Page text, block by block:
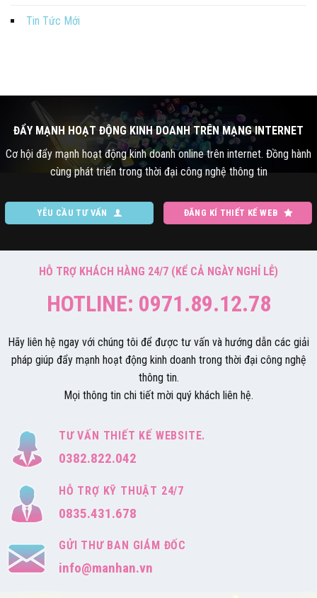
Tin Tức Mới
ĐẨY MẠNH HOẠT ĐỘNG KINH DOANH TRÊN MẠNG INTERNET
Cơ hội đẩy mạnh hoạt động kinh doanh online trên internet. Đồng hành
cùng phát triển trong thời đại công nghệ thông tin
YÊU CẦU TƯ VẤN ĐĂNG KÍ THIẾT KẾ WEB
HỖ TRỢ KHÁCH HÀNG 24/7 (KỂ CẢ NGÀY NGHỈ LỄ)
HOTLINE: 0971.89.12.78
Hãy liên hệ ngay với chúng tôi để được tư vấn và hướng dẫn các giải
pháp giúp đẩy mạnh hoạt động kinh doanh trong thời đại công nghệ
thông tin.
Mọi thông tin chi tiết mời quý khách liên hệ.
TƯ VẤN THIẾT KẾ WEBSITE.
0382.822.042
HỖ TRỢ KỸ THUẬT 24/7
0835.431.678
GỬI THƯ BAN GIÁM ĐỐC
info@manhan.vn